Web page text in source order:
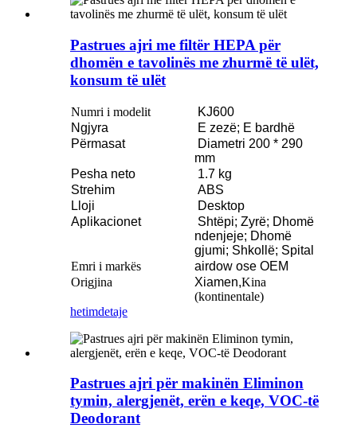
Pastrues ajri me filtër HEPA për
dhomën e tavolinës me zhurmë të ulët,
konsum të ulët
Numri i modelit
KJ600
Ngjyra
E zezë; E bardhë
Përmasat
Diametri 200 * 290
mm
Pesha neto
1.7 kg
Strehim
ABS
Lloji
Desktop
Aplikacionet
Shtëpi; Zyrë; Dhomë
ndenjeje; Dhomë
gjumi; Shkollë; Spital
Emri i markës
airdow ose OEM
Origjina
Xiamen,Kina
(kontinentale)
hetimdetaje
Pastrues ajri për makinën Eliminon
tymin, alergjenët, erën e keqe, VOC-të
Deodorant